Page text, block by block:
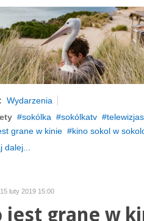
Wydarzenia
sokólka sokólkatv
grane w kinie
kino sokol w
dalej...
luty 2019 15:00
jest grane w